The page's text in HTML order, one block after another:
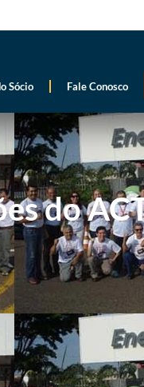
Sócio Fale Conosco
do